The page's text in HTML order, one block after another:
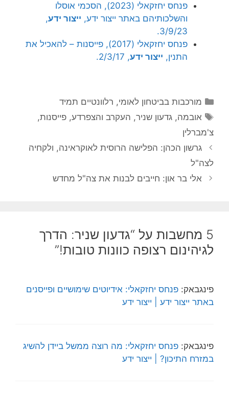
פנחס יחזקאלי (2023), הסכמי אוסלו
והשלכותיהם באתר ייצור ידע, ייצור ידע,
3/9/23.
פנחס יחזקאלי (2017), פייסנות – להאכיל את
התנין, ייצור ידע, 2/3/17.
קטגוריות
מורכבות בביטחון לאומי, רלוונטיים תמיד
תגיות
אובמה,גדעון שניר, העקרב והצפרדע,פייסנות,
צ'מברלין
גרשון הכהן: הפלישה הרוסית לאוקראינה, ולקחיה
לצה"ל
אלי בר און: חייבים לבנות את צה"ל מחדש
5 מחשבות על “גדעון שניר: הדרך
לגיהינום רצופה כוונות טובות!”
פינגבאק: פנחס יחזקאלי: אידיוטים שימושיים ופייסנים
באתר ייצור ידע | ייצור ידע
פינגבאק: פנחס יחזקאלי: מה רוצה ממשל ביידן להשיג
במזרח התיכון? | ייצור ידע